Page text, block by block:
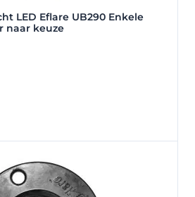
LED Eflare UB290 Enkele
naar keuze